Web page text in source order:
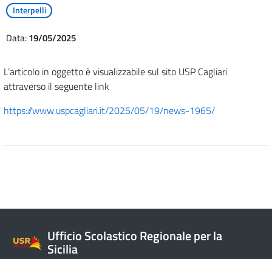
Interpelli
Data:19/05/2025
L’articolo in oggetto è visualizzabile sul sito USP Cagliari
attraverso il seguente link
https://www.uspcagliari.it/2025/05/19/news-1965/
Ufficio Scolastico Regionale per la
Sicilia